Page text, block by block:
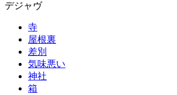
デジャヴ
寺
屋根裏
差別
気味悪い
神社
箱